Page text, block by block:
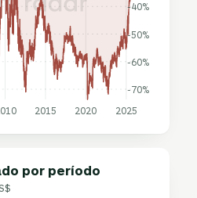
-70%
-60%
-50%
-40%
2015 2020 2025
por período